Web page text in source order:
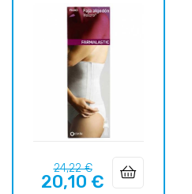
Prix
habituel
24,22 €Prix
20,10 €